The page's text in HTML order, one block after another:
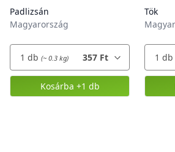
Padlizsán
Magyarország
1 db (~ 0.3 kg) 357 Ft
Kosárba +1 db
, Padlizsán
Tök
1 db